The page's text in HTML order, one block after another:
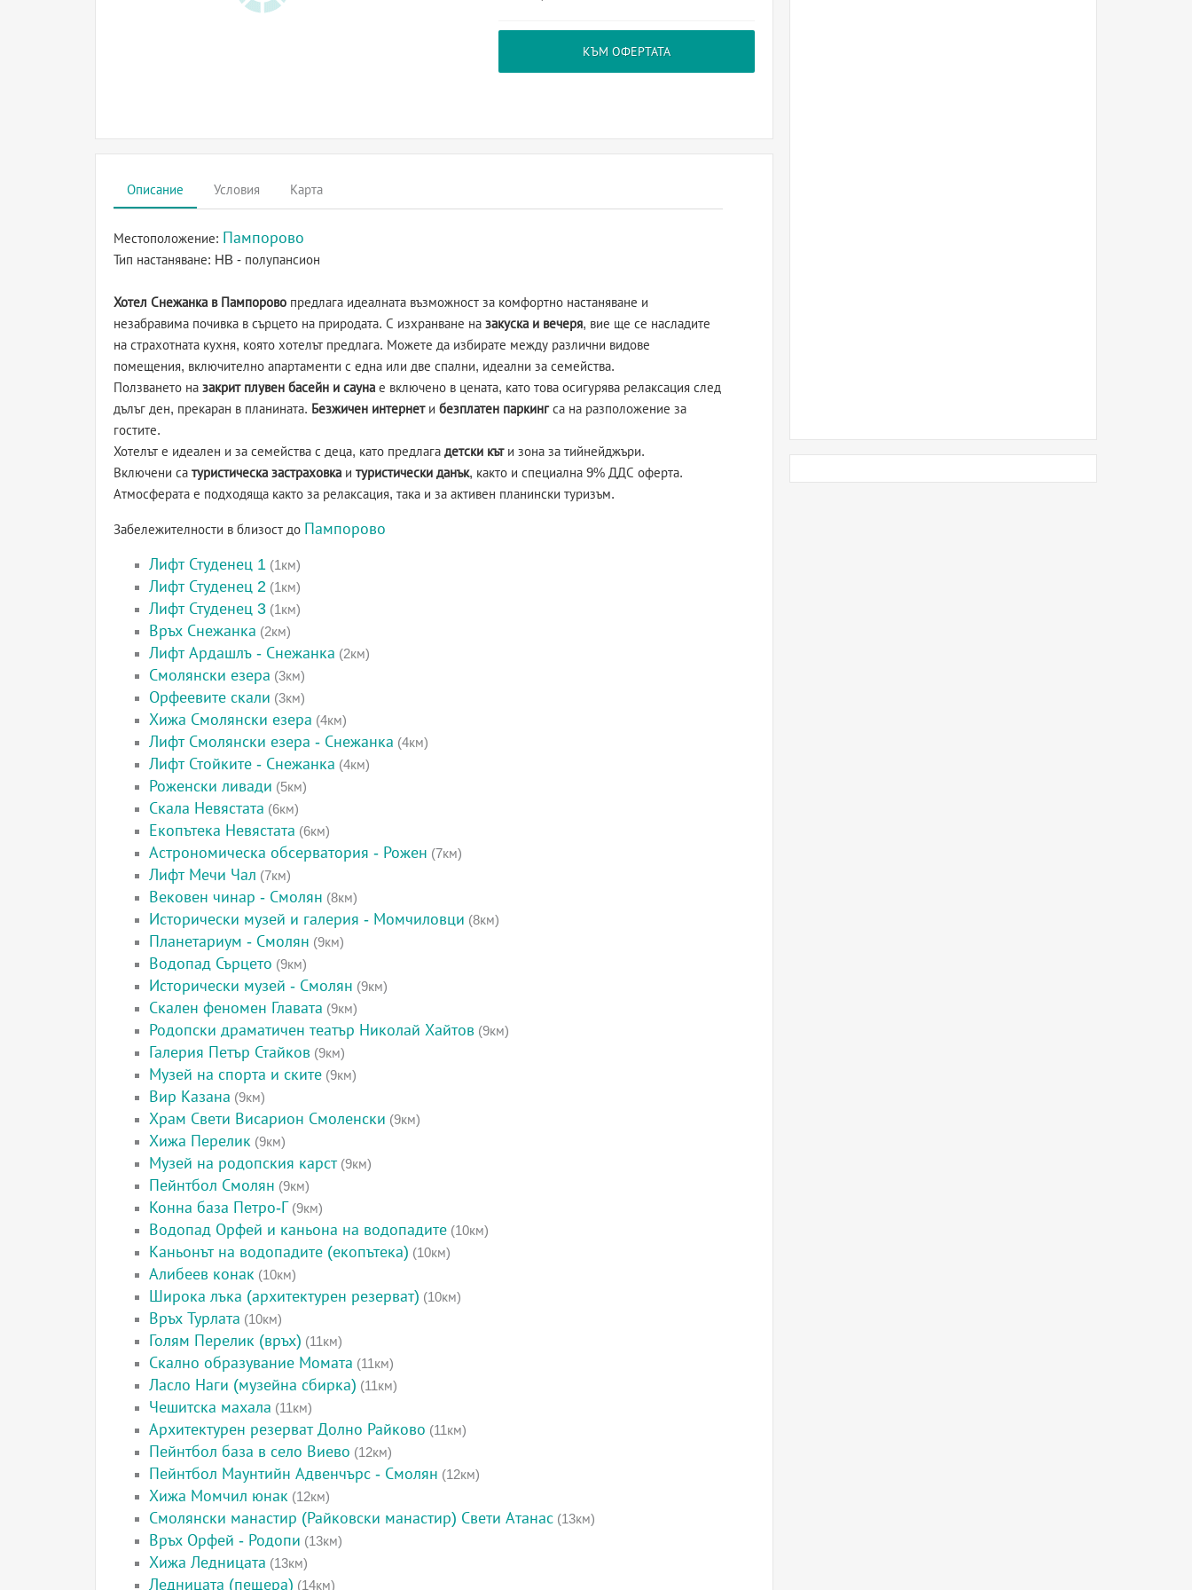
КЪМ ОФЕРТАТА
Описание Условия Карта
Местоположение: Пампорово
Тип настаняване: HB - полупансион
Хотел Снежанка в Пампорово предлага идеалната възможност за комфортно настаняване и
незабравима почивка в сърцето на природата. С изхранване на закуска и вечеря, вие ще се насладите
на страхотната кухня, която хотелът предлага. Можете да избирате между различни видове
помещения, включително апартаменти с една или две спални, идеални за семейства.
Ползването на закрит плувен басейн и сауна е включено в цената, като това осигурява релаксация след
дълъг ден, прекаран в планината. Безжичен интернети безплатен паркингса на разположение за
гостите.
Хотелът е идеален и за семейства с деца, като предлага детски къти зона за тийнейджъри.
Включени са туристическа застраховка и туристически данък, както и специална 9% ДДС оферта.
Атмосферата е подходяща както за релаксация, така и за активен планински туризъм.
Забележителности в близост до Пампорово
Лифт Студенец 1 (1км)
Лифт Студенец 2 (1км)
Лифт Студенец 3 (1км)
Връх Снежанка (2км)
Лифт Ардашлъ - Снежанка (2км)
Смолянски езера (3км)
Орфеевите скали (3км)
Хижа Смолянски езера (4км)
Лифт Смолянски езера - Снежанка (4км)
Лифт Стойките - Снежанка (4км)
Роженски ливади (5км)
Скала Невястата (6км)
Екопътека Невястата (6км)
Астрономическа обсерватория - Рожен (7км)
Лифт Мечи Чал (7км)
Вековен чинар - Смолян (8км)
Исторически музей и галерия - Момчиловци (8км)
Планетариум - Смолян (9км)
Водопад Сърцето (9км)
Исторически музей - Смолян (9км)
Скален феномен Главата (9км)
Родопски драматичен театър Николай Хайтов (9км)
Галерия Петър Стайков (9км)
Музей на спорта и ските (9км)
Вир Казана (9км)
Храм Свети Висарион Смоленски (9км)
Хижа Перелик (9км)
Музей на родопския карст(9км)
Пейнтбол Смолян (9км)
Конна база Петро-Г (9км)
Водопад Орфей и каньона на водопадите (10км)
Каньонът на водопадите (екопътека) (10км)
Алибеев конак (10км)
Широка лъка (архитектурен резерват) (10км)
Връх Турлата (10км)
Голям Перелик (връх) (11км)
Скално образувание Момата (11км)
Ласло Наги (музейна сбирка) (11км)
Чешитска махала (11км)
Архитектурен резерват Долно Райково (11км)
Пейнтбол база в село Виево (12км)
Пейнтбол Маунтийн Адвенчърс - Смолян (12км)
Хижа Момчил юнак (12км)
Смолянски манастир (Райковски манастир) Свети Атанас (13км)
Връх Орфей - Родопи (13км)
Хижа Ледницата (13км)
Ледницата (пещера) (14км)